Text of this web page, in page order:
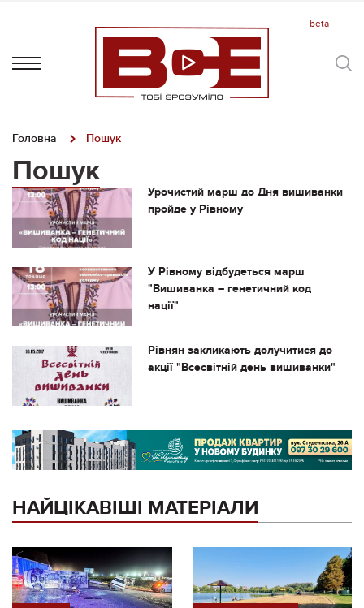
Головна Пошук
Пошук
Урочистий марш до Дня вишиванки
пройде у Рівному
У Рівному відбудеться марш
"Вишиванка – генетичний код
нації"
Рівнян закликають долучитися до
акції "Всесвітній день вишиванки"
НАЙЦІКАВІШІ МАТЕРІАЛИ